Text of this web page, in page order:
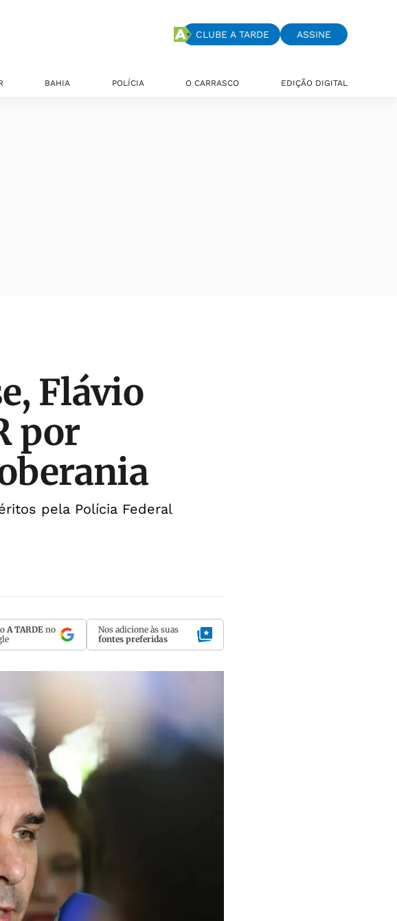
CLUBE A TARDE ASSINE
BAHIA POLÍCIA O CARRASCO EDIÇÃO DIGITAL
Flávio
por
pela Polícia Federal
A TARDE no
Nos adicione às suas
fontes preferidas